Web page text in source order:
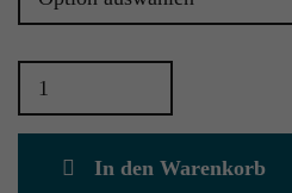
Biopittura Primavera Siena 20
In den Warenkorb